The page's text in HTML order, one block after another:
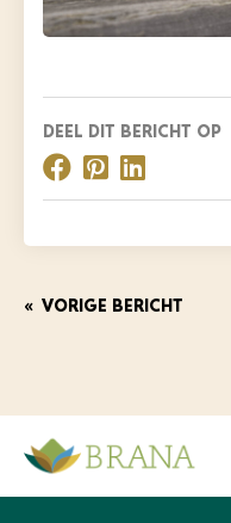
DEEL DIT BERICHT OP
« VORIGE BERICHT